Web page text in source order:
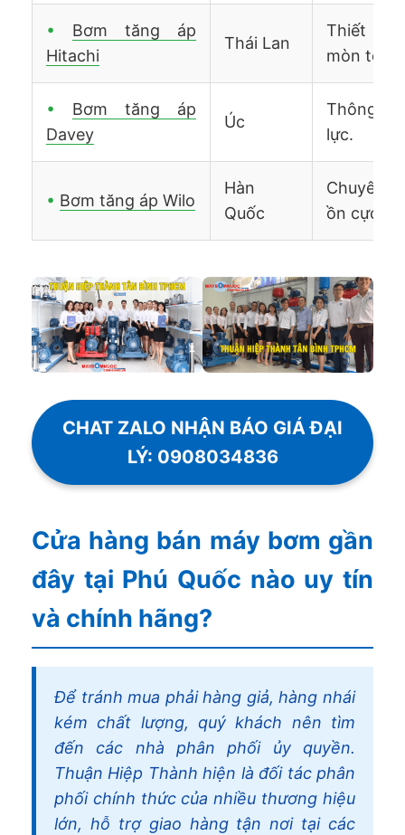
•
Bơm tăng áp
Hitachi
Thái Lan
Thiết kế
mòn tốt.
•
Bơm tăng áp
Davey
Úc
Thông
lực.
• Bơm tăng áp Wilo
Hàn
Quốc
Chuyên
ồn cực
CHAT ZALO NHẬN BÁO GIÁ ĐẠI
LÝ: 0908034836
Cửa hàng bán máy bơm gần
đây tại Phú Quốc nào uy tín
và chính hãng?
Để tránh mua phải hàng giả, hàng nhái
kém chất lượng, quý khách nên tìm
đến các nhà phân phối ủy quyền.
Thuận Hiệp Thành hiện là đối tác phân
phối chính thức của nhiều thương hiệu
lớn, hỗ trợ giao hàng tận nơi tại các